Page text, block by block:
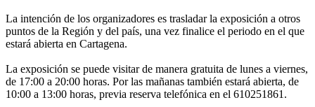
La intención de los organizadores es trasladar la exposición a otros
puntos de la Región y del país, una vez finalice el periodo en el que
estará abierta en Cartagena.
La exposición se puede visitar de manera gratuita de lunes a viernes,
de 17:00 a 20:00 horas. Por las mañanas también estará abierta, de
10:00 a 13:00 horas, previa reserva telefónica en el 610251861.